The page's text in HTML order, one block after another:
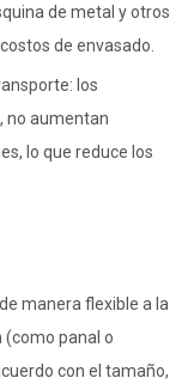
de metal y otros
de envasado.
los
no aumentan
lo que reduce los
manera flexible a la
(como panal o
con el tamaño,